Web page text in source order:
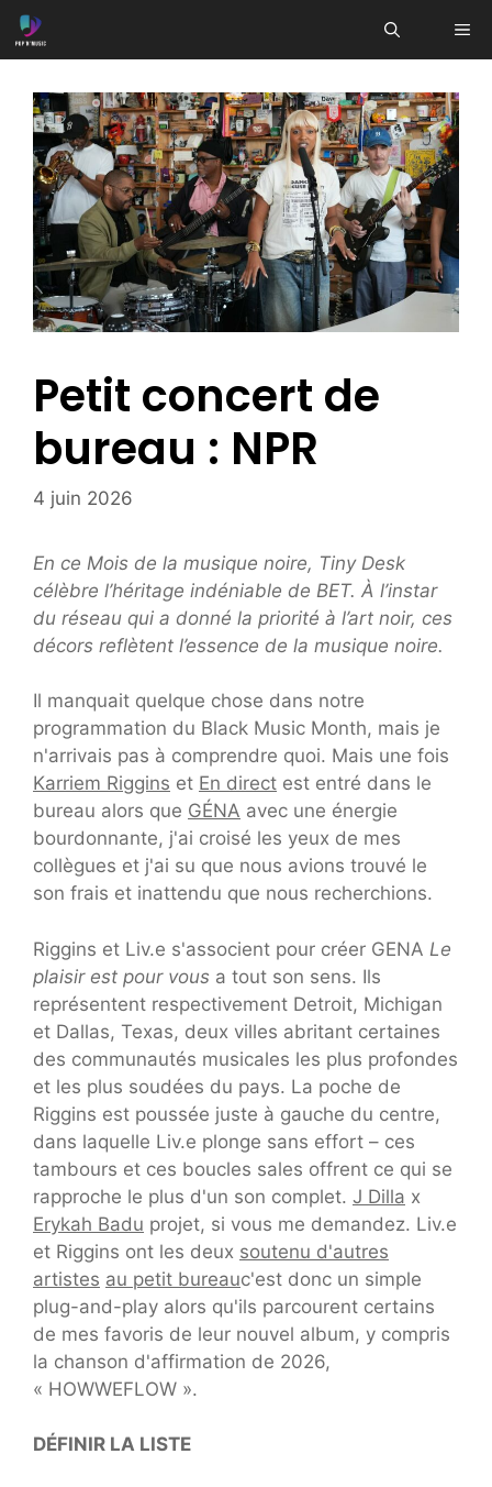
Aller
au
Petit concert de
bureau : NPR
4 juin 2026
En ce Mois de la musique noire, Tiny Desk
célèbre l’héritage indéniable de BET. À l’instar
du réseau qui a donné la priorité à l’art noir, ces
décors reflètent l’essence de la musique noire.
Il manquait quelque chose dans notre
programmation du Black Music Month, mais je
n'arrivais pas à comprendre quoi. Mais une fois
Karriem Riggins et En direct est entré dans le
bureau alors que GÉNA avec une énergie
bourdonnante, j'ai croisé les yeux de mes
collègues et j'ai su que nous avions trouvé le
son frais et inattendu que nous recherchions.
Riggins et Liv.e s'associent pour créer GENA Le
plaisir est pour vous a tout son sens. Ils
représentent respectivement Detroit, Michigan
et Dallas, Texas, deux villes abritant certaines
des communautés musicales les plus profondes
et les plus soudées du pays. La poche de
Riggins est poussée juste à gauche du centre,
dans laquelle Liv.e plonge sans effort – ces
tambours et ces boucles sales offrent ce qui se
rapproche le plus d'un son complet. J Dilla x
Erykah Badu projet, si vous me demandez. Liv.e
et Riggins ont les deux soutenu d'autres
artistes au petit bureauc'est donc un simple
plug-and-play alors qu'ils parcourent certains
de mes favoris de leur nouvel album, y compris
la chanson d'affirmation de 2026,
« HOWWEFLOW ».
DÉFINIR LA LISTE